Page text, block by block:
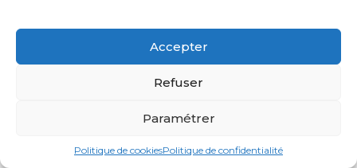
Accepter
Refuser
Paramétrer
Politique de cookiesPolitique de confidentialité
construction en
aluminium sur-
mesure ?